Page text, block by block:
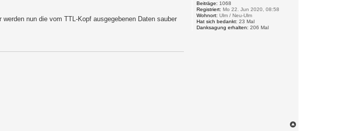
Beiträge: 1068
Registriert: Mo 22. Jun 2020, 08:58
Wohnort: Ulm / Neu-Ulm
Hat sich bedankt: 23 Mal
Danksagung erhalten: 206 Mal
nun die vom TTL-Kopf ausgegebenen Daten sauber